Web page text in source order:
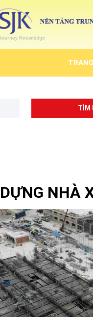
TÌM
NHÀ